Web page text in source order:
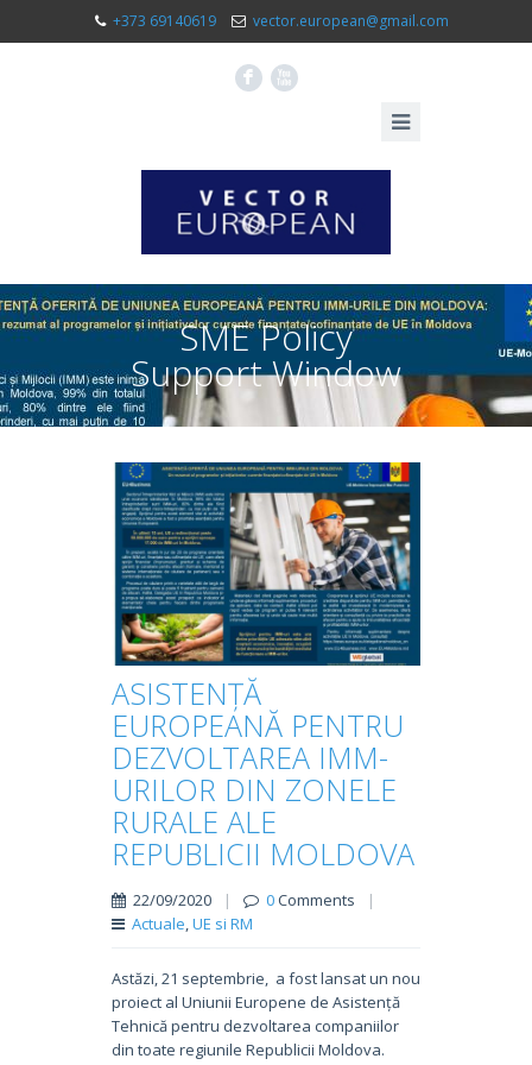
+373 69140619 vector.european@gmail.com
F X
SME Policy
Support Window
ASISTENȚĂ
EUROPEANĂ PENTRU
DEZVOLTAREA IMM-
URILOR DIN ZONELE
RURALE ALE
REPUBLICII MOLDOVA
22/09/2020 | 0Comments
|
Actuale,UE si RM
Astăzi, 21 septembrie, a fost lansat un nou
proiect al Uniunii Europene de Asistență
Tehnică pentru dezvoltarea companiilor
din toate regiunile Republicii Moldova.